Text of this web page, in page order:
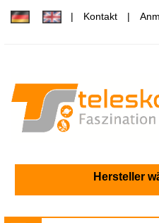
Kontakt
Hersteller